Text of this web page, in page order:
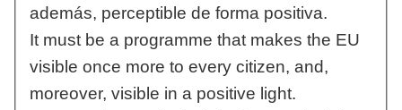
además, perceptible de forma positiva.
It must be a programme that makes the EU
visible once more to every citizen, and,
moreover, visible in a positive light.